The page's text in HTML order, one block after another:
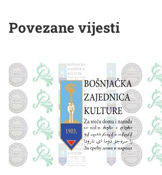
Hercegovini
Povezane vijesti